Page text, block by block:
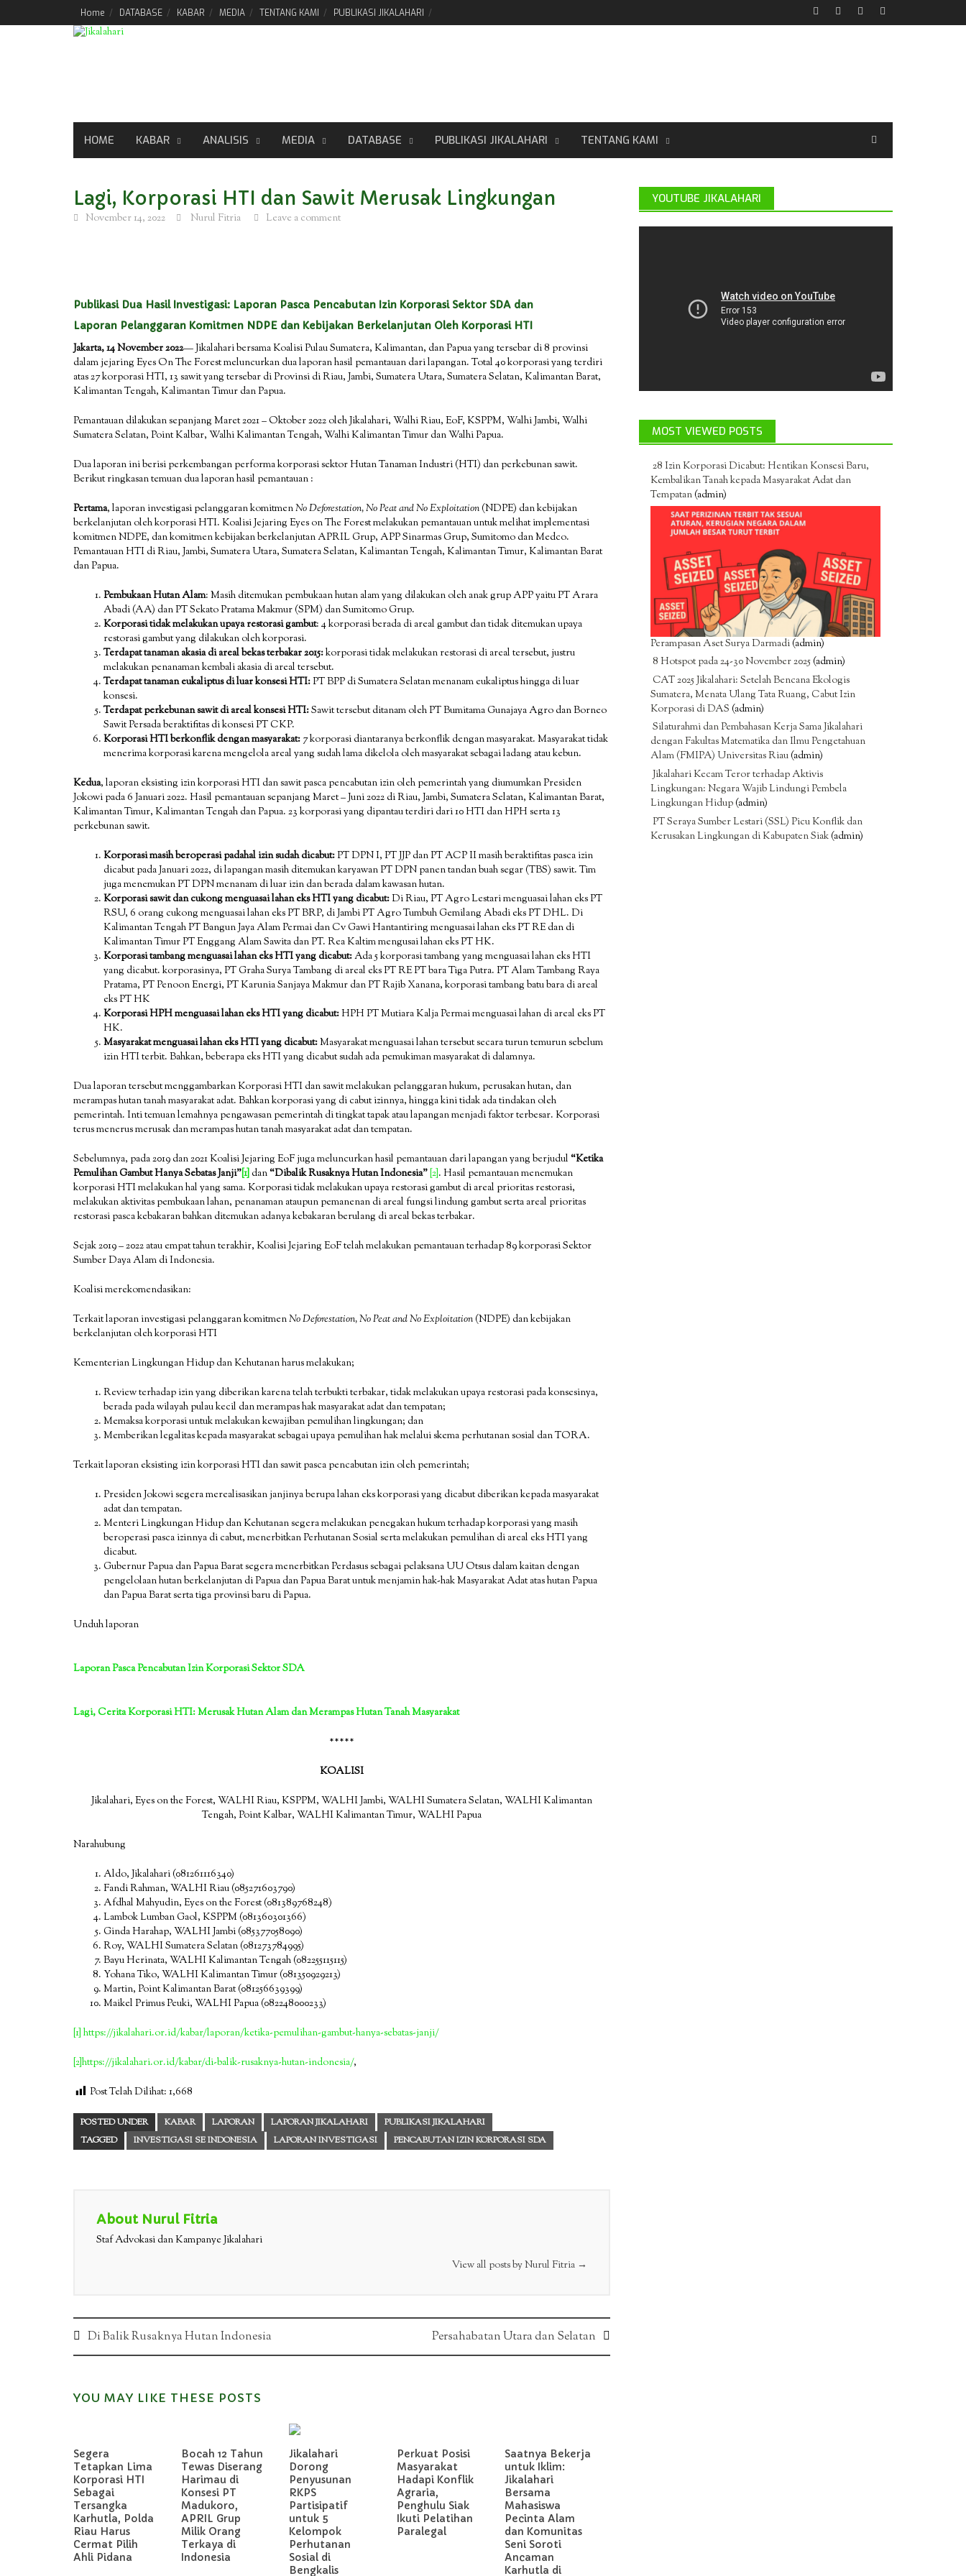
Home DATABASE KABAR MEDIA TENTANG KAMI PUBLIKASI JIKALAHARI
HOME KABAR ANALISIS MEDIA DATABASE PUBLIKASI JIKALAHARI TENTANG KAMI
Lagi, Korporasi HTI dan Sawit Merusak Lingkungan
November 14, 2022 Nurul Fitria Leave a comment
Publikasi Dua Hasil Investigasi: Laporan Pasca Pencabutan Izin Korporasi Sektor SDA dan
Laporan Pelanggaran Komitmen NDPE dan Kebijakan Berkelanjutan Oleh Korporasi HTI
Jakarta, 14 November 2022— Jikalahari bersama Koalisi Pulau Sumatera, Kalimantan, dan Papua yang tersebar di 8 provinsi
dalam jejaring Eyes On The Forest meluncurkan dua laporan hasil pemantauan dari lapangan. Total 40 korporasi yang terdiri
atas 27 korporasi HTI, 13 sawit yang tersebar di Provinsi di Riau, Jambi, Sumatera Utara, Sumatera Selatan, Kalimantan Barat,
Kalimantan Tengah, Kalimantan Timur dan Papua.
Pemantauan dilakukan sepanjang Maret 2021 – Oktober 2022 oleh Jikalahari, Walhi Riau, EoF, KSPPM, Walhi Jambi, Walhi
Sumatera Selatan, Point Kalbar, Walhi Kalimantan Tengah, Walhi Kalimantan Timur dan Walhi Papua.
Dua laporan ini berisi perkembangan performa korporasi sektor Hutan Tanaman Industri (HTI) dan perkebunan sawit.
Berikut ringkasan temuan dua laporan hasil pemantauan :
Pertama, laporan investigasi pelanggaran komitmenNo Deforestation, No Peat and No Exploitation(NDPE) dan kebijakan
berkelanjutan oleh korporasi HTI. Koalisi Jejaring Eyes on The Forest melakukan pemantauan untuk melihat implementasi
komitmen NDPE, dan komitmen kebijakan berkelanjutan APRIL Grup, APP Sinarmas Grup, Sumitomo dan Medco.
Pemantauan HTI di Riau, Jambi, Sumatera Utara, Sumatera Selatan, Kalimantan Tengah, Kalimantan Timur, Kalimantan Barat
dan Papua.
Pembukaan Hutan Alam: Masih ditemukan pembukaan hutan alam yang dilakukan oleh anak grup APP yaitu PT Arara
Abadi (AA) dan PT Sekato Pratama Makmur (SPM) dan Sumitomo Grup.
Korporasitidak melakukan upaya restorasi gambut: 4 korporasi berada di areal gambut dan tidak ditemukan upaya
restorasi gambut yang dilakukan oleh korporasi.
Terdapat tanaman akasia di areal bekas terbakar 2015:korporasi tidak melakukan restorasi di areal tersebut, justru
melakukan penanaman kembali akasia di areal tersebut.
Terdapat tanamaneukaliptusdi luar konsesi HTI:PT BPP di Sumatera Selatan menanam eukaliptus hingga di luar
konsesi.
Terdapat perkebunan sawit di areal konsesi HTI:Sawit tersebut ditanam oleh PT Bumitama Gunajaya Agro dan Borneo
Sawit Persada beraktifitas di konsesi PT CKP.
Korporasi HTI berkonflik dengan masyarakat: 7 korporasi diantaranya berkonflik dengan masyarakat. Masyarakat tidak
menerima korporasi karena mengelola areal yang sudah lama dikelola oleh masyarakat sebagai ladang atau kebun.
Kedua, laporan eksisting izin korporasi HTI dan sawit pasca pencabutan izin oleh pemerintah yang diumumkan Presiden
Jokowi pada 6 Januari 2022. Hasil pemantauan sepanjang Maret – Juni 2022 di Riau, Jambi, Sumatera Selatan, Kalimantan Barat,
Kalimantan Timur, Kalimantan Tengah dan Papua. 23 korporasi yang dipantau terdiri dari 10 HTI dan HPH serta 13
perkebunan sawit.
Korporasi masih beroperasi padahal izin sudah dicabut:PT DPN I, PT JJP dan PT ACP II masih beraktifitas pasca izin
dicabut pada Januari 2022, di lapangan masih ditemukan karyawan PT DPN panen tandan buah segar (TBS) sawit. Tim
juga menemukan PT DPN menanam di luar izin dan berada dalam kawasan hutan.
Korporasi sawit dan cukong menguasai lahan eks HTI yang dicabut:Di Riau, PT Agro Lestari menguasai lahan eks PT
RSU, 6 orang cukong menguasai lahan eks PT BRP, di Jambi PT Agro Tumbuh Gemilang Abadi eks PT DHL. Di
Kalimantan Tengah PT Bangun Jaya Alam Permai dan Cv Gawi Hantantiring menguasai lahan eks PT RE dan di
Kalimantan Timur PT Enggang Alam Sawita dan PT. Rea Kaltim mengusai lahan eks PT HK.
Korporasi tambang menguasai lahan eks HTI yang dicabut:Ada 5 korporasi tambang yang menguasai lahan eks HTI
yang dicabut. korporasinya, PT Graha Surya Tambang di areal eks PT RE PT bara Tiga Putra. PT Alam Tambang Raya
Pratama, PT Penoon Energi, PT Karunia Sanjaya Makmur dan PT Rajib Xanana, korporasi tambang batu bara di areal
eks PT HK
Korporasi HPH menguasai lahan eks HTI yang dicabut:HPH PT Mutiara Kalja Permai menguasai lahan di areal eks PT
HK.
Masyarakat menguasai lahan eks HTI yang dicabut:Masyarakat menguasai lahan tersebut secara turun temurun sebelum
izin HTI terbit. Bahkan, beberapa eks HTI yang dicabut sudah ada pemukiman masyarakat di dalamnya.
Dua laporan tersebut menggambarkan Korporasi HTI dan sawit melakukan pelanggaran hukum, perusakan hutan, dan
merampas hutan tanah masyarakat adat. Bahkan korporasi yang di cabut izinnya, hingga kini tidak ada tindakan oleh
pemerintah. Inti temuan lemahnya pengawasan pemerintah di tingkat tapak atau lapangan menjadi faktor terbesar. Korporasi
terus menerus merusak dan merampas hutan tanah masyarakat adat dan tempatan.
Sebelumnya, pada 2019 dan 2021 Koalisi Jejaring EoF juga meluncurkan hasil pemantauan dari lapangan yang berjudul “Ketika
Pemulihan Gambut Hanya Sebatas Janji”[1] dan “Dibalik Rusaknya Hutan Indonesia” [2]. Hasil pemantauan menemukan
korporasi HTI melakukan hal yang sama. Korporasi tidak melakukan upaya restorasi gambut di areal prioritas restorasi,
melakukan aktivitas pembukaan lahan, penanaman ataupun pemanenan di areal fungsi lindung gambut serta areal prioritas
restorasi pasca kebakaran bahkan ditemukan adanya kebakaran berulang di areal bekas terbakar.
Sejak 2019 – 2022 atau empat tahun terakhir, Koalisi Jejaring EoF telah melakukan pemantauan terhadap 89 korporasi Sektor
Sumber Daya Alam di Indonesia.
Koalisi merekomendasikan:
Terkait laporan investigasi pelanggaran komitmenNo Deforestation, No Peat and No Exploitation(NDPE) dan kebijakan
berkelanjutan oleh korporasi HTI
Kementerian Lingkungan Hidup dan Kehutanan harus melakukan;
Review terhadap izin yang diberikan karena telah terbukti terbakar, tidak melakukan upaya restorasi pada konsesinya,
berada pada wilayah pulau kecil dan merampas hak masyarakat adat dan tempatan;
Memaksa korporasi untuk melakukan kewajiban pemulihan lingkungan; dan
Memberikan legalitas kepada masyarakat sebagai upaya pemulihan hak melalui skema perhutanan sosial dan TORA.
Terkait laporan eksisting izin korporasi HTI dan sawit pasca pencabutan izin oleh pemerintah;
Presiden Jokowi segera merealisasikan janjinya berupa lahan eks korporasi yang dicabut diberikan kepada masyarakat
adat dan tempatan.
Menteri Lingkungan Hidup dan Kehutanan segera melakukan penegakan hukum terhadap korporasi yang masih
beroperasi pasca izinnya di cabut, menerbitkan Perhutanan Sosial serta melakukan pemulihan di areal eks HTI yang
dicabut.
Gubernur Papua dan Papua Barat segera menerbitkan Perdasus sebagai pelaksana UU Otsus dalam kaitan dengan
pengelolaan hutan berkelanjutan di Papua dan Papua Barat untuk menjamin hak-hak Masyarakat Adat atas hutan Papua
dan Papua Barat serta tiga provinsi baru di Papua.
Unduh laporan
Laporan Pasca Pencabutan Izin Korporasi Sektor SDA
Lagi, Cerita Korporasi HTI: Merusak Hutan Alam dan Merampas Hutan Tanah Masyarakat
*****
KOALISI
Jikalahari, Eyes on the Forest, WALHI Riau, KSPPM, WALHI Jambi, WALHI Sumatera Selatan, WALHI Kalimantan
Tengah, Point Kalbar, WALHI Kalimantan Timur, WALHI Papua
Narahubung
Aldo, Jikalahari (081261116340)
Fandi Rahman, WALHI Riau (085271603790)
Afdhal Mahyudin, Eyes on the Forest (081389768248)
Lambok Lumban Gaol, KSPPM (081360301366)
Ginda Harahap, WALHI Jambi (085377058090)
Roy, WALHI Sumatera Selatan (081273784995)
Bayu Herinata, WALHI Kalimantan Tengah (082255115115)
Yohana Tiko, WALHI Kalimantan Timur (081350929213)
Martin, Point Kalimantan Barat (081256639399)
Maikel Primus Peuki, WALHI Papua (082248000233)
[1] https://jikalahari.or.id/kabar/laporan/ketika-pemulihan-gambut-hanya-sebatas-janji/
[2]https://jikalahari.or.id/kabar/di-balik-rusaknya-hutan-indonesia/,
Post Telah Dilihat: 1,668
POSTED UNDER KABAR LAPORAN LAPORAN JIKALAHARI
PUBLIKASI JIKALAHARI
TAGGED
INVESTIGASI SE INDONESIA LAPORAN INVESTIGASI PENCABUTAN IZIN KORPORASI SDA
About Nurul Fitria
Staf Advokasi dan Kampanye Jikalahari
View all posts by Nurul Fitria →
Post
navigation
Di Balik Rusaknya Hutan Indonesia Persahabatan Utara dan Selatan
YOU MAY LIKE THESE POSTS
Segera
Tetapkan Lima
Korporasi HTI
Sebagai
Tersangka
Karhutla, Polda
Riau Harus
Cermat Pilih
Ahli Pidana
Bocah 12 Tahun
Tewas Diserang
Harimau di
Konsesi PT
Madukoro,
APRIL Grup
Milik Orang
Terkaya di
Indonesia
Jikalahari
Dorong
Penyusunan
RKPS
Partisipatif
untuk 5
Kelompok
Perhutanan
Sosial di
Bengkalis
Perkuat Posisi
Masyarakat
Hadapi Konflik
Agraria,
Penghulu Siak
Ikuti Pelatihan
Paralegal
Saatnya Bekerja
untuk Iklim:
Jikalahari
Bersama
Mahasiswa
Pecinta Alam
dan Komunitas
Seni Soroti
Ancaman
Karhutla di
YOUTUBE JIKALAHARI
MOST VIEWED POSTS
28 Izin Korporasi Dicabut: Hentikan Konsesi Baru,
Kembalikan Tanah kepada Masyarakat Adat dan
Tempatan(admin)
Perampasan Aset Surya Darmadi(admin)
8 Hotspot pada 24-30 November 2025(admin)
CAT 2025 Jikalahari: Setelah Bencana Ekologis
Sumatera, Menata Ulang Tata Ruang, Cabut Izin
Korporasi di DAS (admin)
Silaturahmi dan Pembahasan Kerja Sama Jikalahari
dengan Fakultas Matematika dan Ilmu Pengetahuan
Alam (FMIPA) Universitas Riau(admin)
Jikalahari Kecam Teror terhadap Aktivis
Lingkungan: Negara Wajib Lindungi Pembela
Lingkungan Hidup(admin)
PT Seraya Sumber Lestari (SSL) Picu Konflik dan
Kerusakan Lingkungan di Kabupaten Siak(admin)